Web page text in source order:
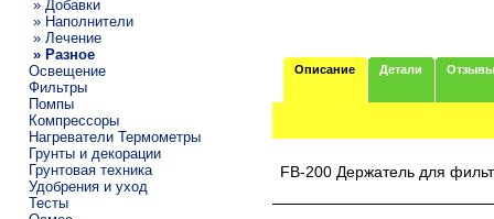
» Добавки
» Наполнители
» Лечение
» Разное
Освещение
Фильтры
Помпы
Компрессоры
Нагреватели Термометры
Грунты и декорации
Грунтовая техника
Удобрения и уход
Тесты
Описание Детали Отзывы
FB-200 Держатель для